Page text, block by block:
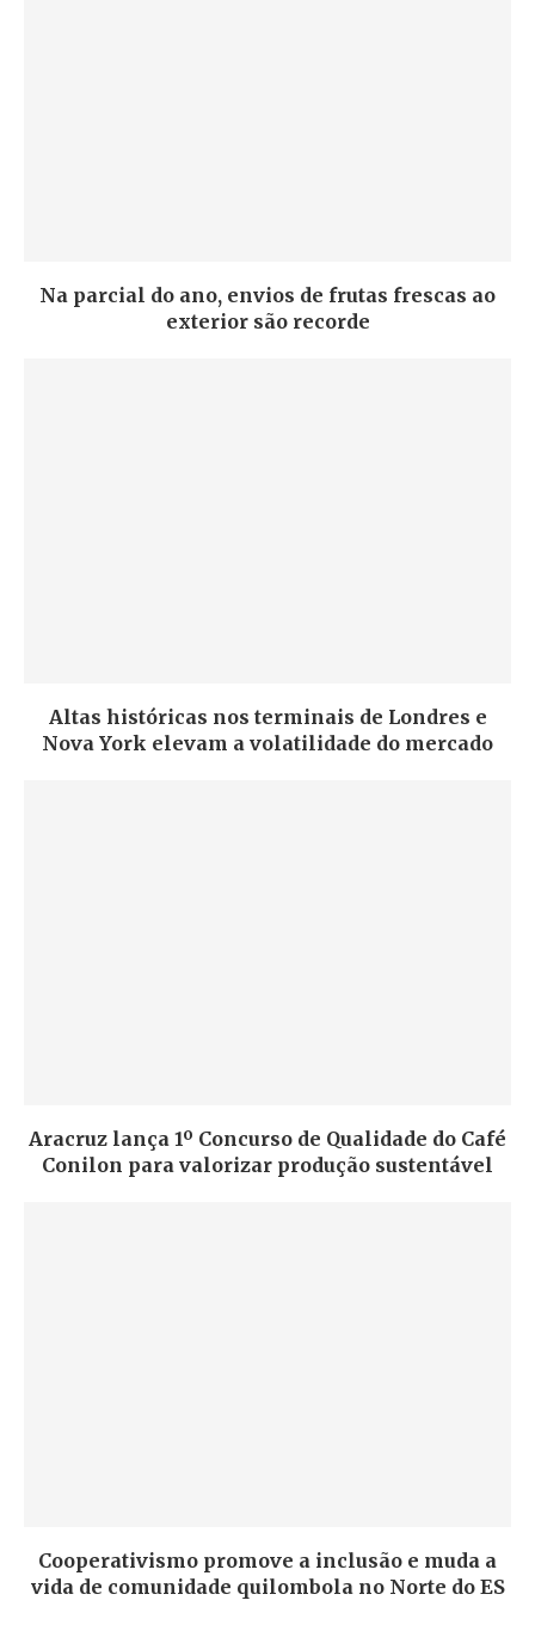
Na parcial do ano, envios de frutas frescas ao
exterior são recorde
Altas históricas nos terminais de Londres e
Nova York elevam a volatilidade do mercado
Aracruz lança 1º Concurso de Qualidade do Café
Conilon para valorizar produção sustentável
Cooperativismo promove a inclusão e muda a
vida de comunidade quilombola no Norte do ES